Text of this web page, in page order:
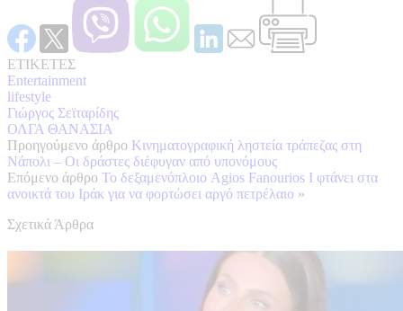
ΕΤΙΚΕΤΕΣ
Entertainment
lifestyle
Γιώργος Σεϊταρίδης
ΟΛΓΑ ΘΑΝΑΣΙΑ
Προηγούμενο άρθρο Κινηματογραφική ληστεία τράπεζας στη
Νάπολι – Οι δράστες διέφυγαν από υπονόμους
Επόμενο άρθρο Το δεξαμενόπλοιο Agios Fanourios I φτάνει στα
ανοικτά του Ιράκ για να φορτώσει αργό πετρέλαιο »
Σχετικά Άρθρα